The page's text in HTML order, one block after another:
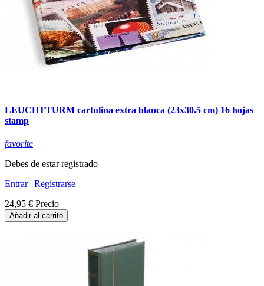
LEUCHTTURM cartulina extra blanca (23x30.5 cm) 16 hojas
stamp
favorite
Debes de estar registrado
Entrar| Registrarse
24,95 € Precio
Añadir al carrito